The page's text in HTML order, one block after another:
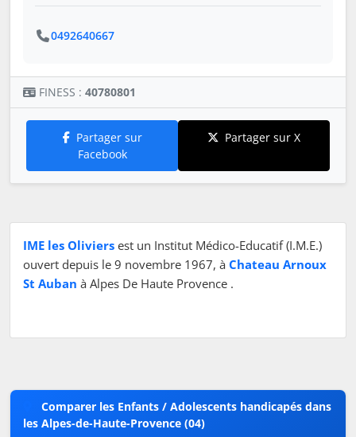
0492640667
FINESS : 40780801
Partager sur
Facebook
Partager sur X
IME les Oliviers est un Institut Médico-Educatif (I.M.E.)
ouvert depuis le 9 novembre 1967, à Chateau Arnoux
St Auban à Alpes De Haute Provence .
Comparer les Enfants / Adolescents handicapés dans
les Alpes-de-Haute-Provence (04)